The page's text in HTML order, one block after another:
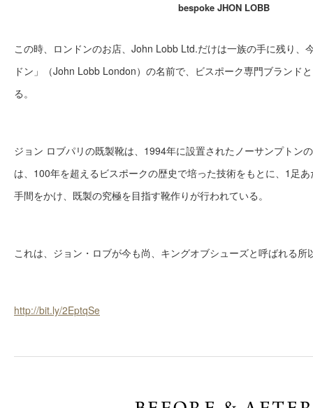
bespoke JHON LOBB
この時、ロンドンのお店、John Lobb Ltd.だけは一族の手に残り、
ドン」（John Lobb London）の名前で、ビスポーク専門ブランド
る。
ジョン ロブパリの既製靴は、1994年に設置されたノーサンプトン
は、100年を超えるビスポークの歴史で培った技術をもとに、1足
手間をかけ、既製の究極を目指す靴作りが行われている。
これは、ジョン・ロブが今も尚、キングオブシューズと呼ばれる所
http://bit.ly/2EptqSe